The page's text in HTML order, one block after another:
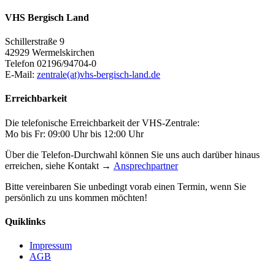
VHS Bergisch Land
Schillerstraße 9
42929 Wermelskirchen
Telefon 02196/94704-0
E-Mail: zentrale(at)vhs-bergisch-land.de
Erreichbarkeit
Die telefonische Erreichbarkeit der VHS-Zentrale:
Mo bis Fr: 09:00 Uhr bis 12:00 Uhr
Über die Telefon-Durchwahl können Sie uns auch darüber hinaus
erreichen, siehe Kontakt → Ansprechpartner
Bitte vereinbaren Sie unbedingt vorab einen Termin, wenn Sie
persönlich zu uns kommen möchten!
Quiklinks
Impressum
AGB